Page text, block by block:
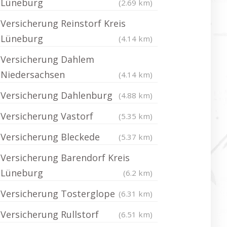
Lüneburg
(2.69 km)
Versicherung Reinstorf Kreis
Lüneburg
(4.14 km)
Versicherung Dahlem
Niedersachsen
(4.14 km)
Versicherung Dahlenburg (4.88 km)
Versicherung Vastorf (5.35 km)
Versicherung Bleckede (5.37 km)
Versicherung Barendorf Kreis
Lüneburg
(6.2 km)
Versicherung Tosterglope (6.31 km)
Versicherung Rullstorf (6.51 km)